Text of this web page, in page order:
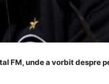
FM, unde a vorbit despre